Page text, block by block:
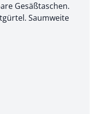
Gesäßtaschen.
Saumweite